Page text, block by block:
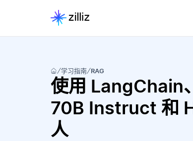
学习指南 RAG
使用 LangChain
70B Instruct 和
人